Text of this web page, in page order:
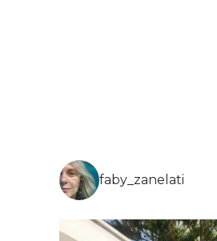
faby_zanelati